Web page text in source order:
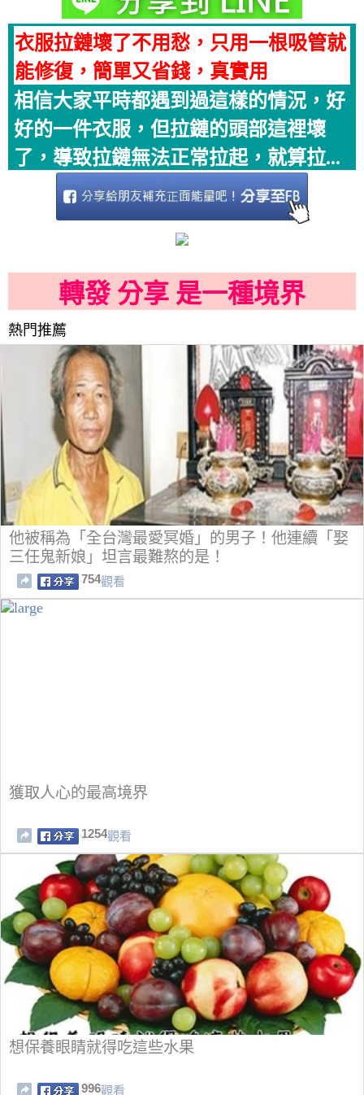
衣服拉鏈壞了不用愁，只用一根吸管就
能修復，簡單又省錢，真實用
相信大家平時都遇到過這樣的情況，好
好的一件衣服，但拉鏈的頭部這裡壞
了，導致拉鏈無法正常拉起，就算拉...
轉發 分享 是一種境界
熱門推薦
他被稱為「全台灣最愛冥婚」的男子！他連續「娶
三任鬼新娘」坦言最難熬的是！
754觀看
獲取人心的最高境界
1254觀看
想保養眼睛就得吃這些水果
996觀看